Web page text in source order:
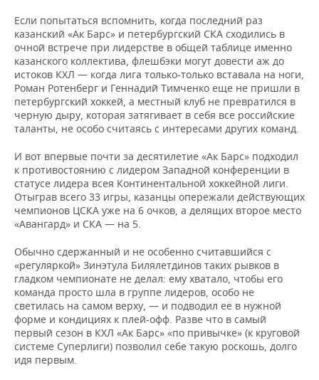
Если попытаться вспомнить, когда последний раз
казанский «Ак Барс» и петербургский СКА сходились в
очной встрече при лидерстве в общей таблице именно
казанского коллектива, флешбэки могут довести аж до
истоков КХЛ — когда лига только-только вставала на ноги,
Роман Ротенберг и Геннадий Тимченко еще не пришли в
петербургский хоккей, а местный клуб не превратился в
черную дыру, которая затягивает в себя все российские
таланты, не особо считаясь с интересами других команд.
И вот впервые почти за десятилетие «Ак Барс» подходил
к противостоянию с лидером Западной конференции в
статусе лидера всея Континентальной хоккейной лиги.
Отыграв всего 33 игры, казанцы опережали действующих
чемпионов ЦСКА уже на 6 очков, а делящих второе место
«Авангард» и СКА — на 5.
Обычно сдержанный и не особенно считавшийся с
«регуляркой» Зинэтула Билялетдинов таких рывков в
гладком чемпионате не делал: ему хватало, чтобы его
команда просто шла в группе лидеров, особо не
светилась на самом верху, — и подводил ее в нужной
форме и кондициях к плей-офф. Разве что в самый
первый сезон в КХЛ «Ак Барс» «по привычке» (к круговой
системе Суперлиги) позволил себе такую роскошь, долго
идя первым.